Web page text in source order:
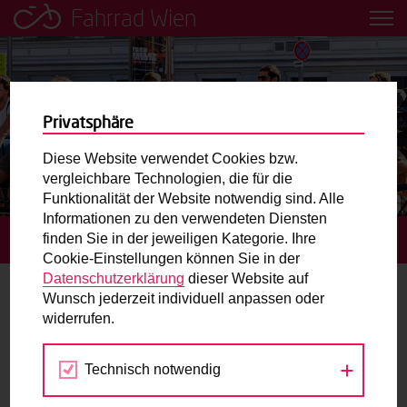
Fahrrad Wien
Leih dir einfach ein Transportfahrrad in deiner Nähe aus!
Mobilitätsbildung für Kinder und
Jugendliche
Radweg-Projektkarte
Routenplaner
Mit dem Fahrrad in Wien unterwegs? Hier finden Sie die
beste Route.
Wunschbox
Sie haben ein Anliegen zum Radverkehr? Schreiben Sie
STARTSEITE TERMINE
Architektur
Aug Sep
Privatsphäre
Diese Website verwendet Cookies bzw.
vergleichbare Technologien, die für die
Funktionalität der Website notwendig sind. Alle
Informationen zu den verwendeten Diensten
finden Sie in der jeweiligen Kategorie. Ihre
Cookie-Einstellungen können Sie in der
Datenschutzerklärung dieser Website auf
Wunsch jederzeit individuell anpassen oder
widerrufen.
Technisch notwendig